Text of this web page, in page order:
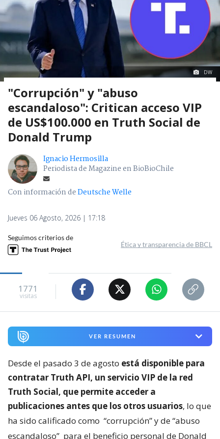
DW
"Corrupción" y "abuso
escandaloso": Critican acceso VIP
de US$100.000 en Truth Social de
Donald Trump
Ignacio Hermosilla
Periodista de Magazine en BioBioChile
Con información deDeutsche Welle
Jueves 06 Agosto, 2026 | 17:18
Seguimos criterios de
Ética y transparencia de BBCL
1771
visitas
VER RESUMEN
Desde el pasado 3 de agosto está disponible para
contratar Truth API, un servicio VIP de la red
Truth Social, que permite acceder a
publicaciones antes que los otros usuarios, lo que
ha sido calificado como “corrupción” y de “abuso
escandaloso” para el beneficio personal de Donald